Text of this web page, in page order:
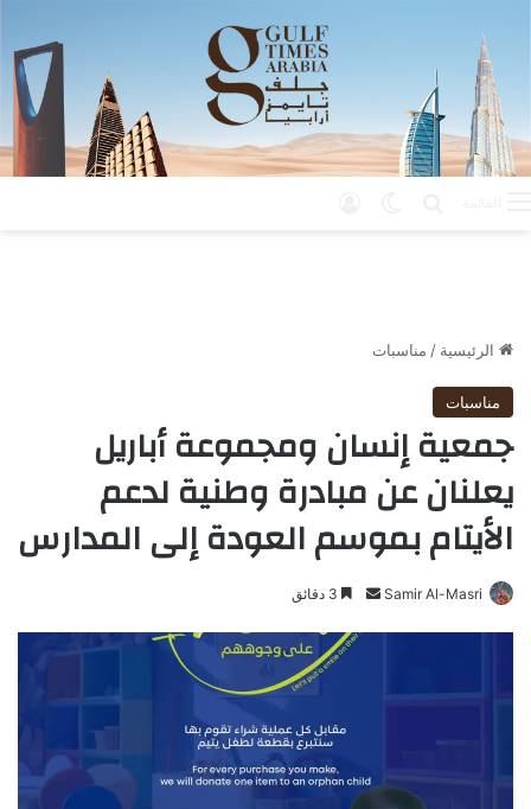
الرئيسية / مناسبات
مناسبات
جمعية إنسان ومجموعة أباريل
يعلنان عن مبادرة وطنية لدعم
الأيتام بموسم العودة إلى المدارس
Samir Al-Masri
د